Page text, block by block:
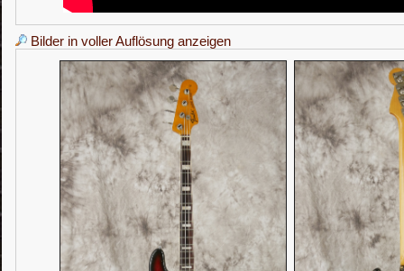
Bilder in voller Auflösung anzeigen